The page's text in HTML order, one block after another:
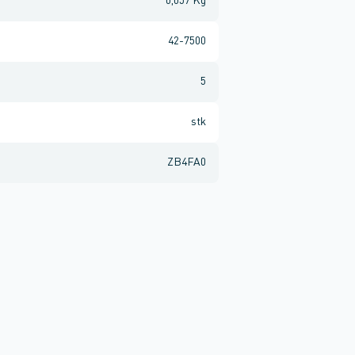
42-7500
5
stk
ZB4FA0